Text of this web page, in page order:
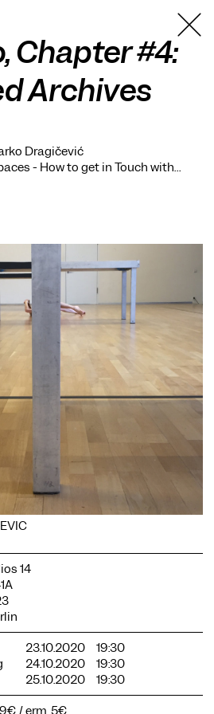
Chapter #4:
Archives
Dragičević
- How to get in Touch with…
14
23.10.2020
19:30
24.10.2020
19:30
25.10.2020
19:30
/ erm. 5€
Inhalte externer Anbieter auf
Cookies sind essenziell, damit
Andere Cookies helfen uns,
Sie können Ihre Einwilligung
Sie unsere
Technologien Sie zulassen
Speichern